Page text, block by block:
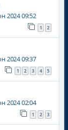
2024 09:52
1 2
2024 09:37
1 2 3 4 5
2024 02:04
1 2 3